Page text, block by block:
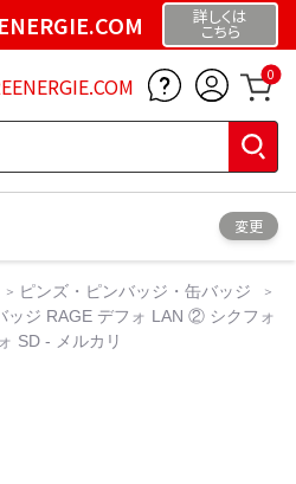
詳しくは
こちら
0
変更
ピンズ・ピンバッジ・缶バッジ
ッジ RAGE デフォ LAN ② シクフォ
SD - メルカリ